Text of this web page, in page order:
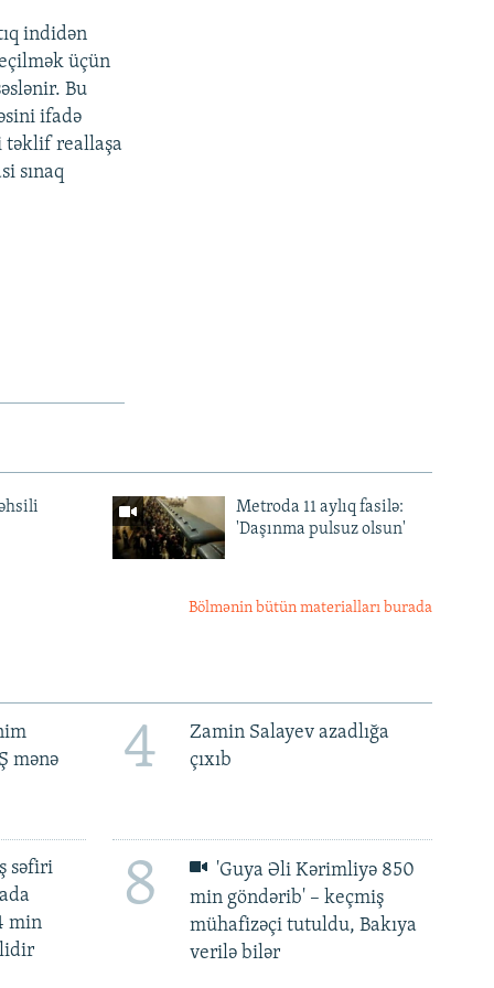
indidən
üçün
Bu
ifadə
təklif reallaşa
sınaq
Metroda 11 aylıq fasilə:
'Daşınma pulsuz olsun'
Bölmənin bütün materialları burada
mənə
4
Zamin Salayev azadlığa
çıxıb
səfiri
min
8
'Guya Əli Kərimliyə 850
min göndərib' – keçmiş
mühafizəçi tutuldu, Bakıya
verilə bilər